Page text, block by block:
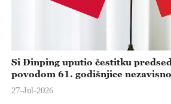
Si Đinping uputio čestitku
povodom 61. godišnjice
27-Jul-2026